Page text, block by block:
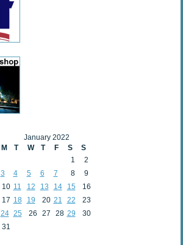
January 2022
M
T W T F S
S
1
2
3
4 5 6 7 8
9
10 11 12 13 14 15
16
17 18 19 20 21 22
23
24 25 26 27 28 29
30
31